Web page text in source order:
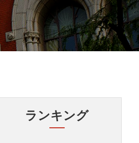
ランキング